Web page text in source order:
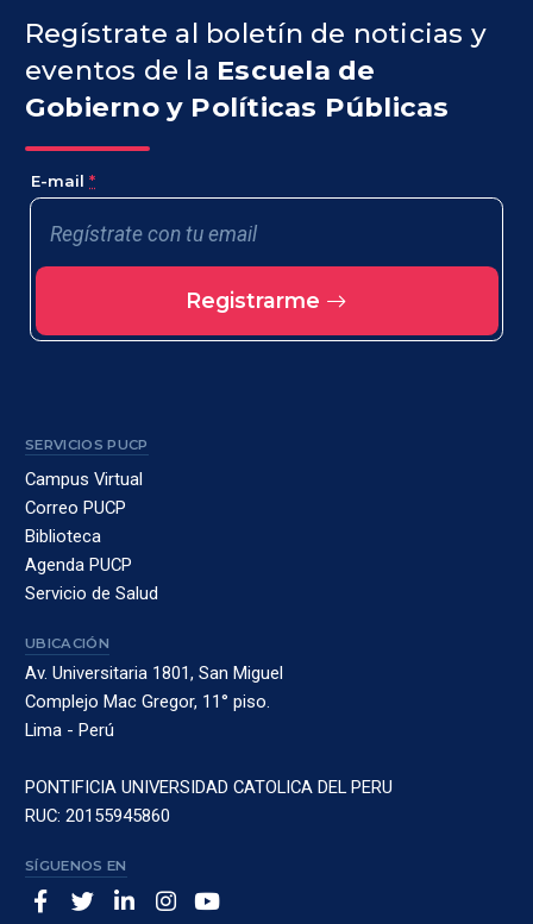
Regístrate al boletín de noticias y
eventos de la Escuela de
Gobierno y Políticas Públicas
E-mail *
Registrarme
SERVICIOS PUCP
Campus Virtual
Correo PUCP
Biblioteca
Agenda PUCP
Servicio de Salud
UBICACIÓN
Av. Universitaria 1801, San Miguel
Complejo Mac Gregor, 11° piso.
Lima - Perú
PONTIFICIA UNIVERSIDAD CATOLICA DEL PERU
RUC: 20155945860
SÍGUENOS EN